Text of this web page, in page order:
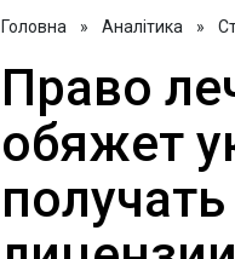
Головна » Аналітика »
Право
обяжет